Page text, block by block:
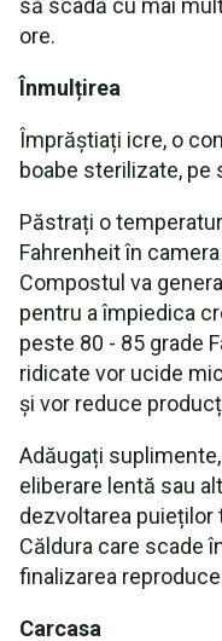
să scadă cu mai
ore.
Înmulțirea
Împrăștiați icre, o
boabe sterilizate,
Păstrați o
Fahrenheit în
Compostul va
pentru a împiedica
peste 80 - 85 grade
ridicate vor ucide
și vor reduce
Adăugați
eliberare lentă sau
dezvoltarea
Căldura care scade
finalizarea
Carcasa